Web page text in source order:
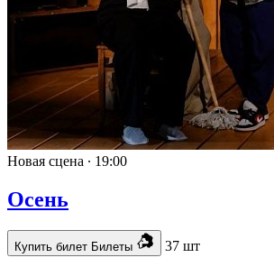
Новая сцена ∙ 19:00
Осень
Купить билет Билеты 37 шт